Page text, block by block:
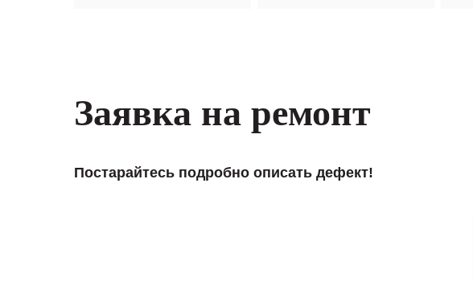
Заявка на ремонт
Постарайтесь подробно описать дефект!